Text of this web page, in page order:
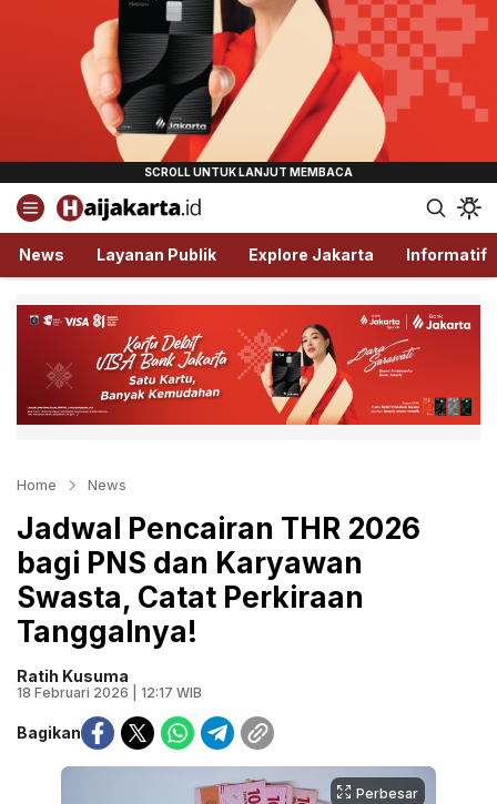
Haijakarta.id
Semua Tentang Jakarta Ada Disini!
News Layanan Publik Explore Jakarta Informatif
Home News
Jadwal Pencairan THR 2026
bagi PNS dan Karyawan
Swasta, Catat Perkiraan
Tanggalnya!
Ratih Kusuma
18 Februari 2026 | 12:17 WIB
Bagikan
Perbesar